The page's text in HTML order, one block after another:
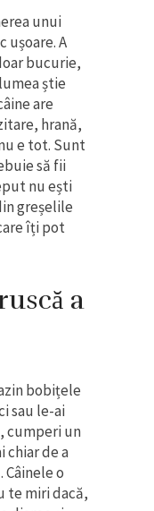
unui
ușoare. A
bucurie,
știe
are
hrană,
e tot. Sunt
să fii
nu ești
greșelile
îți pot
a
bobițele
sau le-ai
cumperi un
chiar de a
o
te miri dacă,